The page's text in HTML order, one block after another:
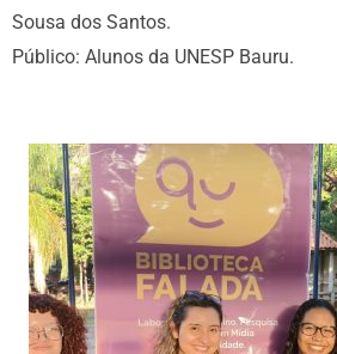
Sousa dos Santos.
Público: Alunos da UNESP Bauru.